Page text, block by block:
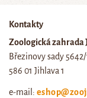
Kontakty
Zoologická zahrada
Březinovy sady
586 01 Jihlava 1
e-mail: